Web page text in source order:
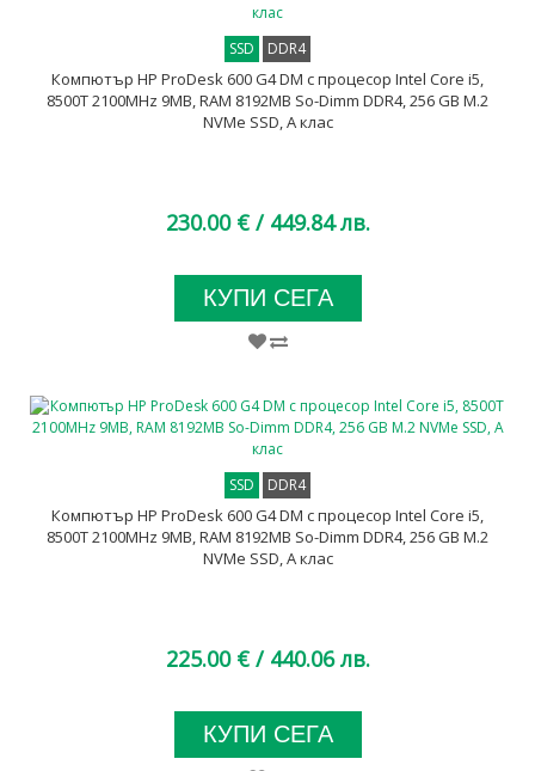
SSD DDR4
Компютър HP ProDesk 600 G4 DM с процесор Intel Core i5,
8500T 2100MHz 9MB, RAM 8192MB So-Dimm DDR4, 256 GB M.2
NVMe SSD, A клас
230.00 € / 449.84 лв.
КУПИ СЕГА
SSD DDR4
Компютър HP ProDesk 600 G4 DM с процесор Intel Core i5,
8500T 2100MHz 9MB, RAM 8192MB So-Dimm DDR4, 256 GB M.2
NVMe SSD, A клас
225.00 € / 440.06 лв.
КУПИ СЕГА